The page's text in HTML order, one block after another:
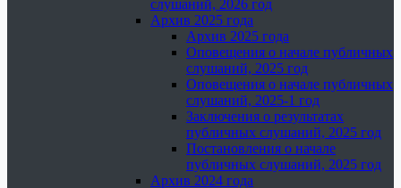
слушаний, 2026 год
Архив 2025 года
Архив 2025 года
Оповещения о начале публичных
слушаний, 2025 год
Оповещения о начале публичных
слушаний, 2025-1 год
Заключения о результатах
публичных слушаний, 2025 год
Постановления о начале
публичных слушаний, 2025 год
Архив 2024 года